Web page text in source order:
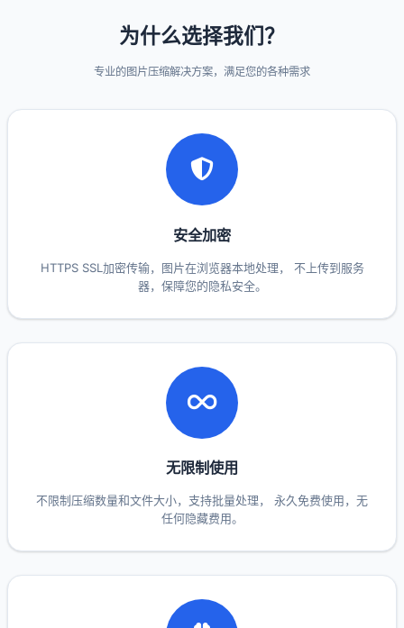
为什么选择我们？
专业的图片压缩解决方案，满足您的各种需求
安全加密
HTTPS SSL加密传输，图片在浏览器本地处理， 不上传到服务
器，保障您的隐私安全。
无限制使用
不限制压缩数量和文件大小，支持批量处理， 永久免费使用，无
任何隐藏费用。